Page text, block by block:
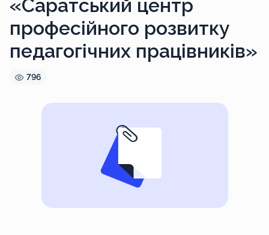
«Саратський центр
професійного розвитку
педагогічних працівників»
796